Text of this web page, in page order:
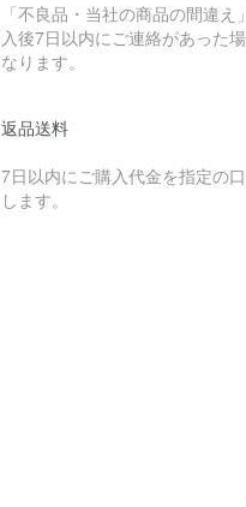
「不良品・当社の商品の間違え
入後7日以内にご連絡があった
なります。
返品送料
7日以内にご購入代金を指定の
します。